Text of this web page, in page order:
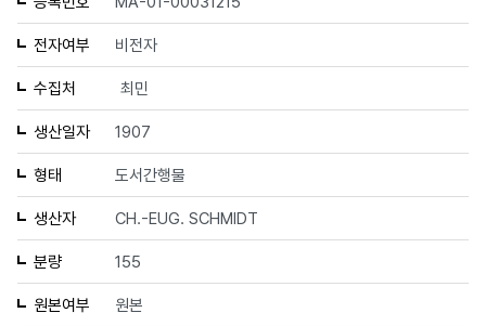
전자여부 비전자
수집처 최민
생산일자 1907
형태 도서간행물
생산자 CH.-EUG. SCHMIDT
분량 155
원본여부 원본